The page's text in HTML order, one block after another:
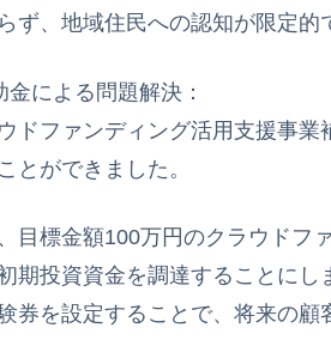
ず、地域住民への認知が限定的
金による問題解決：
ドファンディング活用支援事
とができました。
目標金額100万円のクラウドフ
期投資資金を調達することに
券を設定することで、将来の顧